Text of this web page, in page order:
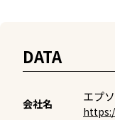
DATA
会社名 エプ